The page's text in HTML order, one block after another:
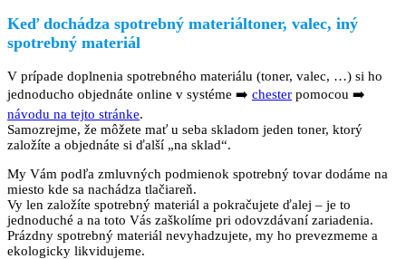
Keď dochádza spotrebný materiáltoner, valec, iný
spotrebný materiál
V prípade doplnenia spotrebného materiálu (toner, valec, …) si ho
jednoducho objednáte online v systéme ➡️ chester pomocou ➡️
návodu na tejto stránke.
Samozrejme, že môžete mať u seba skladom jeden toner, ktorý
založíte a objednáte si ďalší „na sklad“.
My Vám podľa zmluvných podmienok spotrebný tovar dodáme na
miesto kde sa nachádza tlačiareň.
Vy len založíte spotrebný materiál a pokračujete ďalej – je to
jednoduché a na toto Vás zaškolíme pri odovzdávaní zariadenia.
Prázdny spotrebný materiál nevyhadzujete, my ho prevezmeme a
ekologicky likvidujeme.